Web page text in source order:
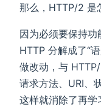
那么，HTTP/2 是
因为必须要保持
HTTP 分解成了“
做改动，与
请求方法、URI、
这样就消除了再